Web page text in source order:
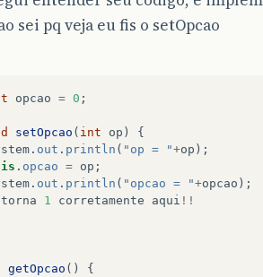
sei pq veja eu fis o setOpcao
opcao = 0 ;
setOpcao ( int op )
{
. out . println ( "op = "+op );
. opcao = op ;
. out . println ( "opcao = "+opcao );
1 corretamente aqui !!
getOpcao ()
{